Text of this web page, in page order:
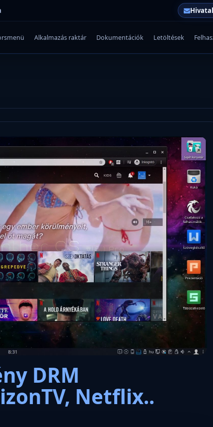
Alkalmazás raktár Dokumentációk Letöltések
DRM
Netflix..
Microsoft odaadta a
hatóságoknak, hogy
az adatokat.